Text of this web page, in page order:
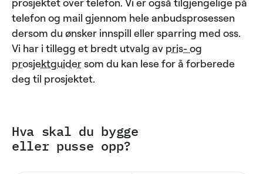
telefon og mail gjennom hele anbudsprosessen
dersom du ønsker innspill eller sparring med oss.
Vi har i tillegg et bredt utvalg av pris- og
prosjektguidersom du kan lese for å forberede
deg til prosjektet.
Hva skal du bygge
eller pusse opp?